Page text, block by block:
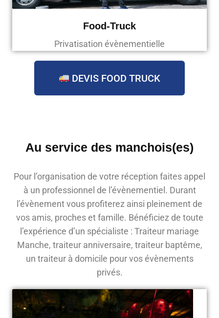
Food-Truck
Privatisation évènementielle
DEVIS FOOD TRUCK
Au service des manchois(es)
Pour l’organisation de votre réception faites appel
à un professionnel de l’évènementiel. Durant
l’évènement vous profiterez ainsi pleinement de
vos amis, proches et famille. Bénéficiez de toute
l’expérience d’un spécialiste : Traiteur mariage
Manche, traiteur anniversaire, traiteur baptême,
un traiteur à domicile pour vos évènements
privés.